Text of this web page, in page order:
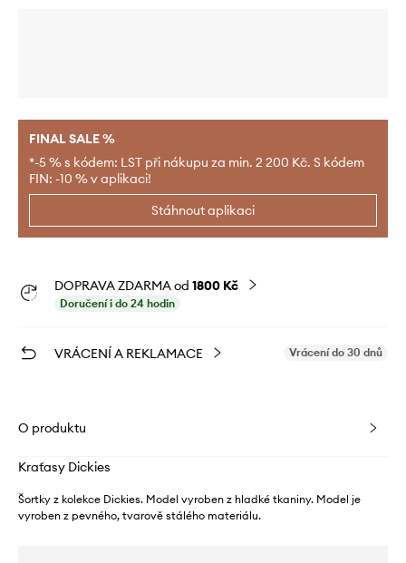
FINAL SALE %
*-5 % s kódem: LST při nákupu za min. 2 200 Kč. S kódem
FIN: -10 % v aplikaci!
Stáhnout aplikaci
DOPRAVA ZDARMA od 1800 Kč
Doručení i do 24 hodin
VRÁCENÍ A REKLAMACE Vrácení do 30 dnů
O produktu
Kraťasy Dickies
Šortky z kolekce Dickies. Model vyroben z hladké tkaniny. Model je
vyroben z pevného, ​​tvarově stálého materiálu.